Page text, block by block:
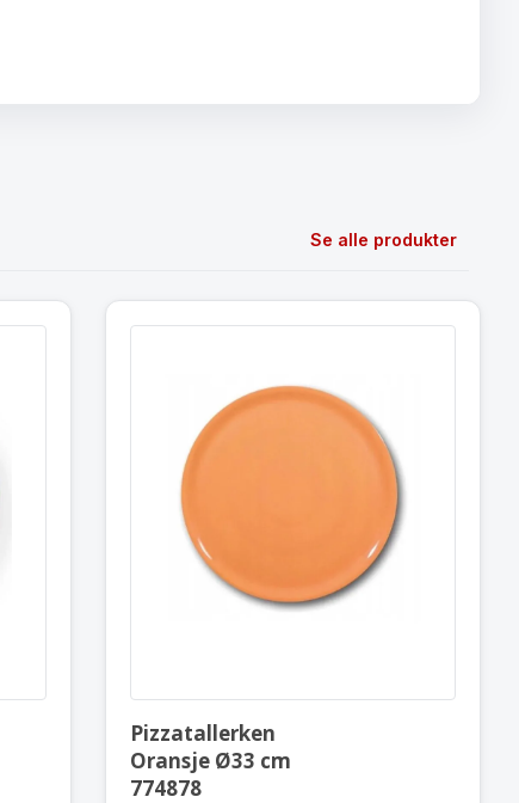
Se alle produkter
Pizzatallerken
Oransje Ø33 cm
774878
Pizzatallerken
Oransje Ø33 cm
774878